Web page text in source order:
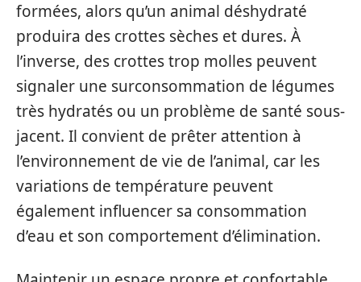
formées, alors qu’un animal déshydraté
produira des crottes sèches et dures. À
l’inverse, des crottes trop molles peuvent
signaler une surconsommation de légumes
très hydratés ou un problème de santé sous-
jacent. Il convient de prêter attention à
l’environnement de vie de l’animal, car les
variations de température peuvent
également influencer sa consommation
d’eau et son comportement d’élimination.